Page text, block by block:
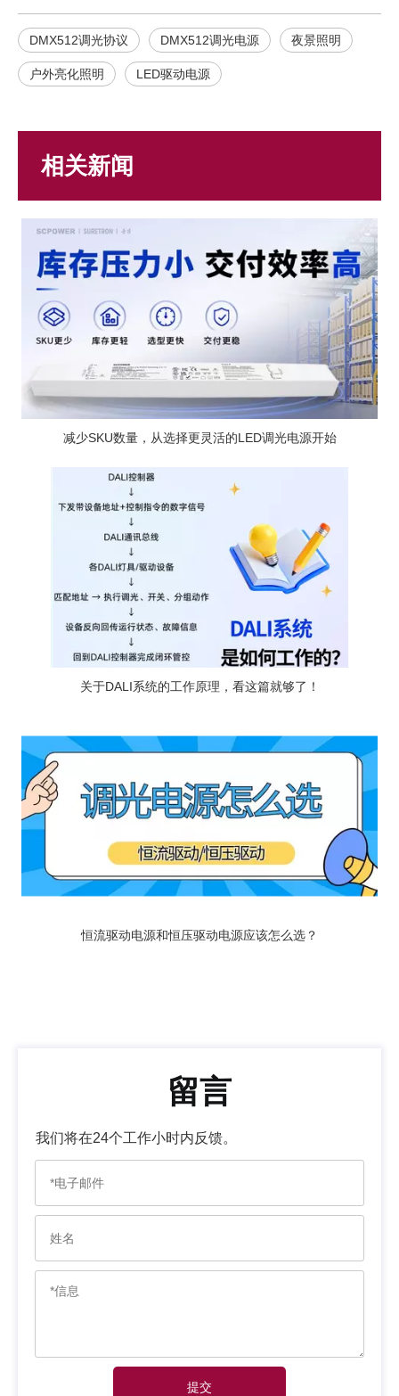
DMX512调光协议 DMX512调光电源 夜景照明
户外亮化照明 LED驱动电源
相关新闻
减少SKU数量，从选择更灵活的LED调光电源开始
关于DALI系统的工作原理，看这篇就够了！
恒流驱动电源和恒压驱动电源应该怎么选？
留言
我们将在24个工作小时内反馈。
提交